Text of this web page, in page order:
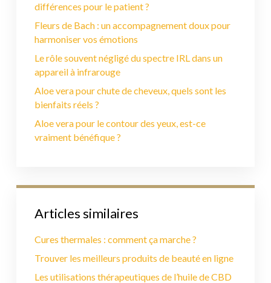
différences pour le patient ?
Fleurs de Bach : un accompagnement doux pour
harmoniser vos émotions
Le rôle souvent négligé du spectre IRL dans un
appareil à infrarouge
Aloe vera pour chute de cheveux, quels sont les
bienfaits réels ?
Aloe vera pour le contour des yeux, est-ce
vraiment bénéfique ?
Articles similaires
Cures thermales : comment ça marche ?
Trouver les meilleurs produits de beauté en ligne
Les utilisations thérapeutiques de l’huile de CBD